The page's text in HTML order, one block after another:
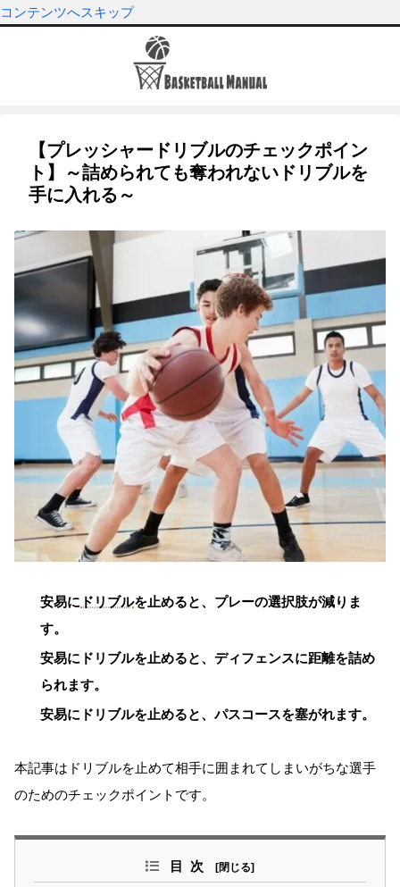
コンテンツへスキップ
【プレッシャードリブルのチェックポイン
ト】～詰められても奪われないドリブルを
手に入れる～
安易に ドリブルを止めると、プレーの選択肢が減りま
す。
安易にドリブルを止めると、ディフェンスに距離を詰め
られます。
安易にドリブルを止めると、パスコースを塞がれます。
本記事はドリブルを止めて相手に囲まれてしまいがちな選手
のためのチェックポイントです。
目次